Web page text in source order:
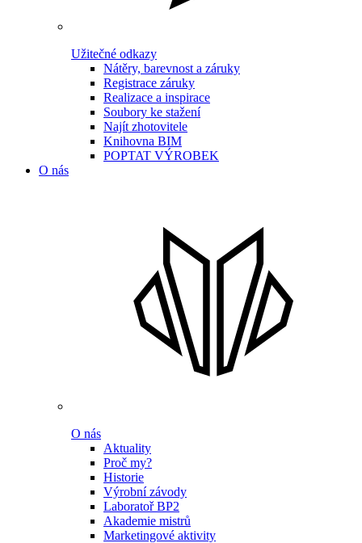
Užitečné odkazy
Nátěry, barevnost a záruky
Registrace záruky
Realizace a inspirace
Soubory ke stažení
Najít zhotovitele
Knihovna BIM
POPTAT VÝROBEK
O nás
O nás
Aktuality
Proč my?
Historie
Výrobní závody
Laboratoř BP2
Akademie mistrů
Marketingové aktivity